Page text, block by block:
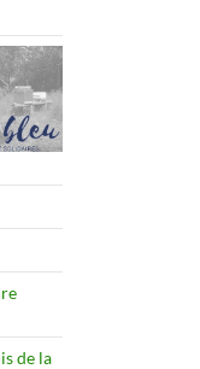
de la